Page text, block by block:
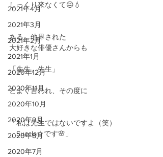
2021年4月
2021年3月
2021年2月
2021年1月
2020年12月
2020年11月
2020年10月
2020年9月
2020年8月
2020年7月
しっくり來なくて😖💧
ある、他界された
大好きな俳優さんからも
「先生、先生」
とよく言われ、その度に
「私は先生ではないですよ（笑）
Succla☆です🌸」